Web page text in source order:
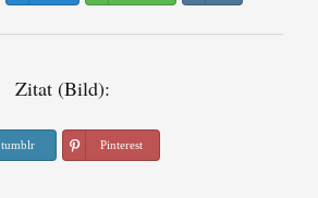
Zitat (Bild):
tumblr Pinterest